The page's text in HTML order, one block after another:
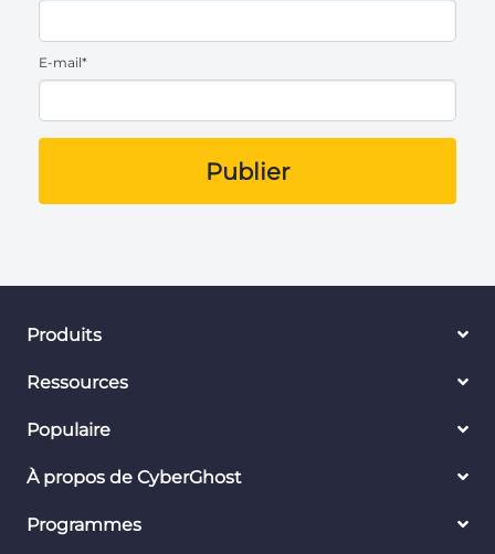
E-mail*
Publier
Produits
Ressources
Populaire
À propos de CyberGhost
Programmes